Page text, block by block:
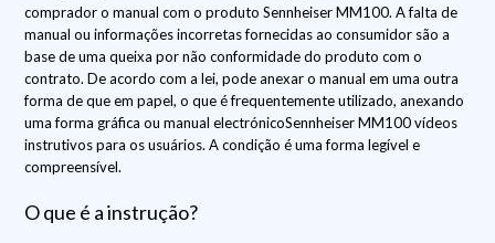
comprador o manual com o produto Sennheiser MM100. A falta de
manual ou informações incorretas fornecidas ao consumidor são a
base de uma queixa por não conformidade do produto com o
contrato. De acordo com a lei, pode anexar o manual em uma outra
forma de que em papel, o que é frequentemente utilizado, anexando
uma forma gráfica ou manual electrónicoSennheiser MM100 vídeos
instrutivos para os usuários. A condição é uma forma legível e
compreensível.
O que é a instrução?